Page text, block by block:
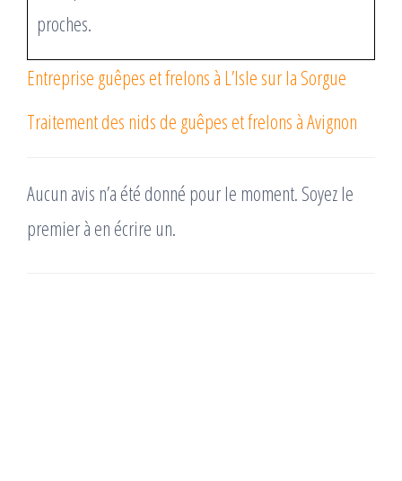
proches.
Entreprise guêpes et frelons à L’Isle sur la Sorgue
Traitement des nids de guêpes et frelons à Avignon
Aucun avis n’a été donné pour le moment. Soyez le
premier à en écrire un.